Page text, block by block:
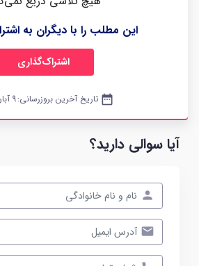
این مطلب را با دیگران به
اشتراک‌گذاری
date_range تاریخ آخرین بروزرسانی:9 آبان 1403
آیا سوالی دارید؟